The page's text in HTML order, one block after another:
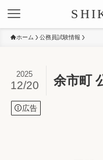
ホーム 公務員試験情報
余市町
2025
12/20
広告